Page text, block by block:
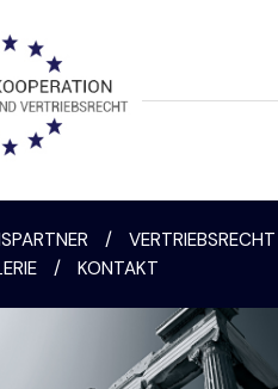
/
VERTRIEBSRECHT
/ KONTAKT